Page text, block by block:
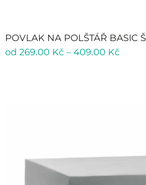
POVLAK NA POLŠTÁŘ BASIC
od 269.00 Kč – 409.00 Kč